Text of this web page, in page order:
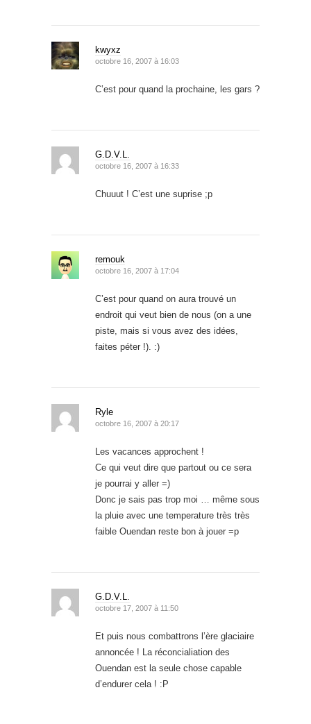
kwyxz
octobre 16, 2007 à 16:03
C’est pour quand la prochaine, les gars ?
G.D.V.L.
octobre 16, 2007 à 16:33
Chuuut ! C’est une suprise ;p
remouk
octobre 16, 2007 à 17:04
C’est pour quand on aura trouvé un
endroit qui veut bien de nous (on a une
piste, mais si vous avez des idées,
faites péter !). :)
Ryle
octobre 16, 2007 à 20:17
Les vacances approchent !
Ce qui veut dire que partout ou ce sera
je pourrai y aller =)
Donc je sais pas trop moi … même sous
la pluie avec une temperature très très
faible Ouendan reste bon à jouer =p
G.D.V.L.
octobre 17, 2007 à 11:50
Et puis nous combattrons l’ère glaciaire
annoncée ! La réconcialiation des
Ouendan est la seule chose capable
d’endurer cela ! :P